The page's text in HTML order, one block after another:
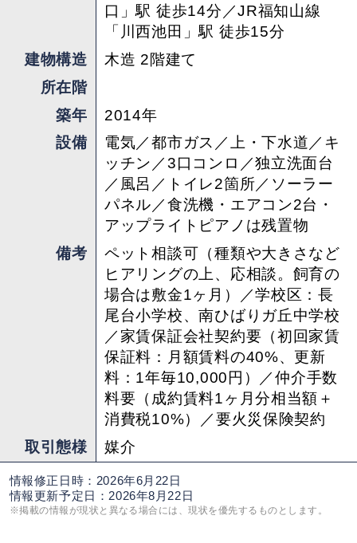
口」駅 徒歩14分／JR福知山線
「川西池田」駅 徒歩15分
建物構造
木造 2階建て
所在階
築年
2014年
設備
電気／都市ガス／上・下水道／キ
ッチン／3口コンロ／独立洗面台
／風呂／トイレ2箇所／ソーラー
パネル／食洗機・エアコン2台・
アップライトピアノは残置物
備考
ペット相談可（種類や大きさなど
ヒアリングの上、応相談。飼育の
場合は敷金1ヶ月）／学校区：長
尾台小学校、南ひばりガ丘中学校
／家賃保証会社契約要（初回家賃
保証料：月額賃料の40%、更新
料：1年毎10,000円）／仲介手数
料要（成約賃料1ヶ月分相当額＋
消費税10%）／要火災保険契約
取引態様
媒介
情報修正日時：2026年6月22日
情報更新予定日：2026年8月22日
※掲載の情報が現状と異なる場合には、現状を優先するものとします。